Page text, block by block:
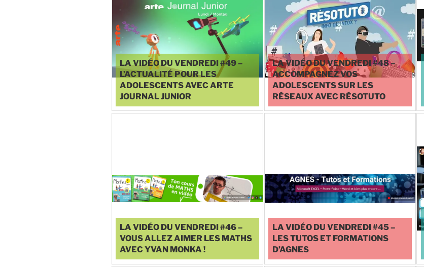
LA VIDÉO DU VENDREDI #49 –
L’ACTUALITÉ POUR LES
ADOLESCENTS AVEC ARTE
JOURNAL JUNIOR
LA VIDÉO DU VENDREDI #48 –
ACCOMPAGNEZ VOS
ADOLESCENTS SUR LES
RÉSEAUX AVEC RÉSOTUTO
LA VIDÉO DU VENDREDI #46 –
VOUS ALLEZ AIMER LES MATHS
AVEC YVAN MONKA !
LA VIDÉO DU VENDREDI #45 –
LES TUTOS ET FORMATIONS
D’AGNES